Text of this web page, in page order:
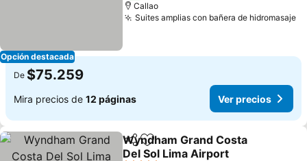
Opción destacada
Callao
Suites amplias con bañera de hidromasaje
De $75.259
Mira precios de 12 páginas Ver precios
CompartirAgregar a favoritos
Wyndham Grand Costa
Del Sol Lima Airport